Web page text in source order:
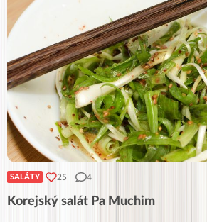
SALÁTY 25 4
Korejský salát Pa Muchim